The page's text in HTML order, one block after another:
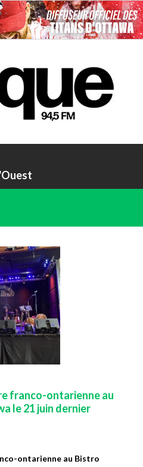
franco-ontarienne au
le 21 juin dernier
ontarienne au Bistro